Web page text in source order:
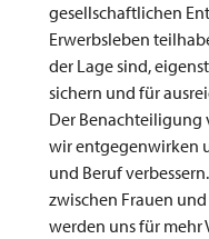
gesellschaftlichen
Erwerbsleben
der Lage sind,
sichern und für
Der Benachteiligung
wir entgegenwirken
und Beruf
zwischen Frauen
werden uns für mehr